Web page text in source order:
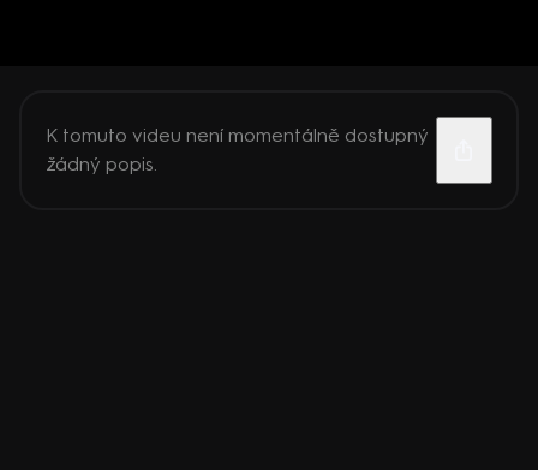
K tomuto videu není momentálně dostupný
žádný popis.